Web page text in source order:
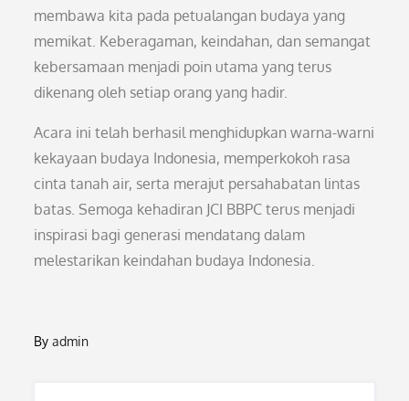
membawa kita pada petualangan budaya yang
memikat. Keberagaman, keindahan, dan semangat
kebersamaan menjadi poin utama yang terus
dikenang oleh setiap orang yang hadir.
Acara ini telah berhasil menghidupkan warna-warni
kekayaan budaya Indonesia, memperkokoh rasa
cinta tanah air, serta merajut persahabatan lintas
batas. Semoga kehadiran JCI BBPC terus menjadi
inspirasi bagi generasi mendatang dalam
melestarikan keindahan budaya Indonesia.
Byadmin